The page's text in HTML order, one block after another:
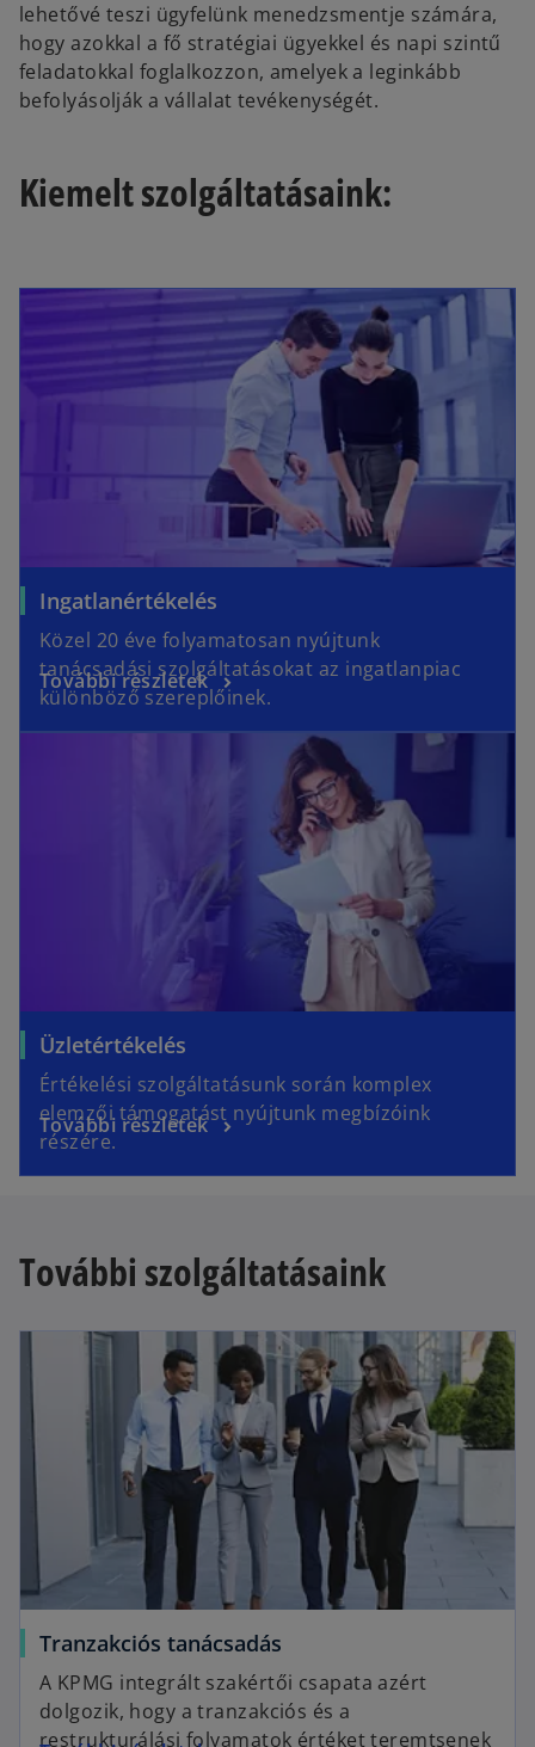
lehetővé teszi ügyfelünk menedzsmentje számára,
hogy azokkal a fő stratégiai ügyekkel és napi szintű
feladatokkal foglalkozzon, amelyek a leginkább
befolyásolják a vállalat tevékenységét.
Kiemelt szolgáltatásaink:
Ingatlanértékelés
Közel 20 éve folyamatosan nyújtunk
tanácsadási szolgáltatásokat az ingatlanpiac
különböző szereplőinek.
További részletek
Üzletértékelés
Értékelési szolgáltatásunk során komplex
elemzői támogatást nyújtunk megbízóink
részére.
További részletek
További szolgáltatásaink
Tranzakciós tanácsadás
A KPMG integrált szakértői csapata azért
dolgozik, hogy a tranzakciós és a
restrukturálási folyamatok értéket teremtsenek